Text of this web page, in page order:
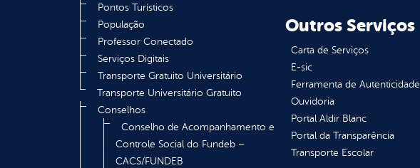
Pontos Turísticos
População
Professor Conectado
Serviços Digitais
Transporte Gratuito Universitário
Transporte Universitário Gratuito
Conselhos
Conselho de Acompanhamento e
Controle Social do Fundeb –
CACS/FUNDEB
Outros Serviços
Carta de Serviços
E-sic
Ferramenta de Autenticidade
Ouvidoria
Portal Aldir Blanc
Portal da Transparência
Transporte Escolar